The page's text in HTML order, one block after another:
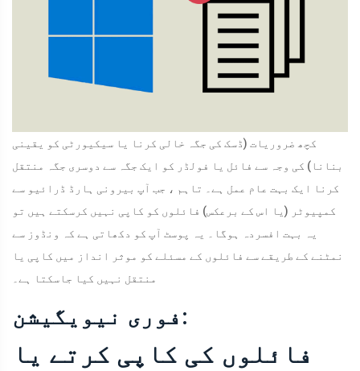
کچھ ضروریات (ڈسک کی جگہ خالی کرنا یا سیکیورٹی کو یقینی
بنانا) کی وجہ سے فائل یا فولڈر کو ایک جگہ سے دوسری جگہ منتقل
کرنا ایک بہت عام عمل ہے۔ تاہم ، جب آپ بیرونی ہارڈ ڈرائیو سے
کمپیوٹر (یا اس کے برعکس) فائلوں کو کاپی نہیں کرسکتے ہیں تو
یہ بہت افسردہ ہوگا۔ یہ پوسٹ آپ کو دکھاتی ہے کہ ونڈوز سے
نمٹنے کے طریقے سے فائلوں کے مسئلے کو موثر انداز میں کاپی یا
منتقل نہیں کیا جاسکتا ہے۔
فوری نیویگیشن:
فائلوں کی کاپی کرتے یا